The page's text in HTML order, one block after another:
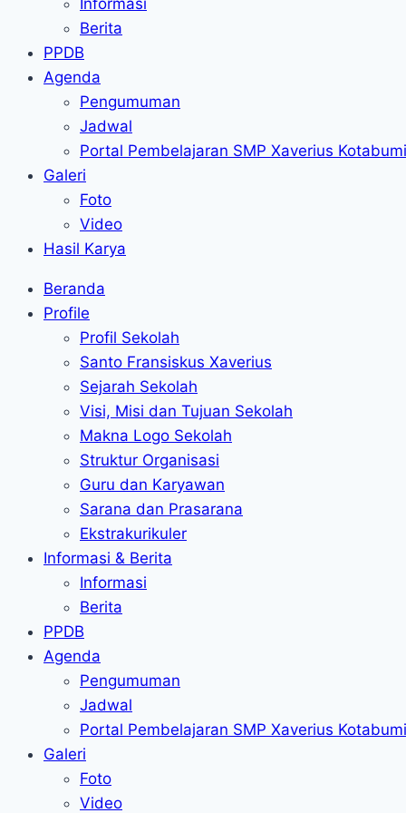
Berita
PPDB
Agenda
Pengumuman
Jadwal
Portal Pembelajaran SMP Xaverius Kotabumi
Galeri
Foto
Video
Hasil Karya
Beranda
Profile
Profil Sekolah
Santo Fransiskus Xaverius
Sejarah Sekolah
Visi, Misi dan Tujuan Sekolah
Makna Logo Sekolah
Struktur Organisasi
Guru dan Karyawan
Sarana dan Prasarana
Ekstrakurikuler
Informasi & Berita
Informasi
Berita
PPDB
Agenda
Pengumuman
Jadwal
Portal Pembelajaran SMP Xaverius Kotabumi
Galeri
Foto
Video